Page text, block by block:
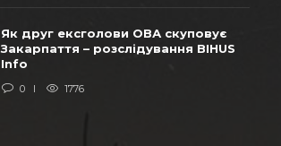
Як друг ексголови ОВА скуповує
Закарпаття – розслідування BIHUS
Info
0 1776